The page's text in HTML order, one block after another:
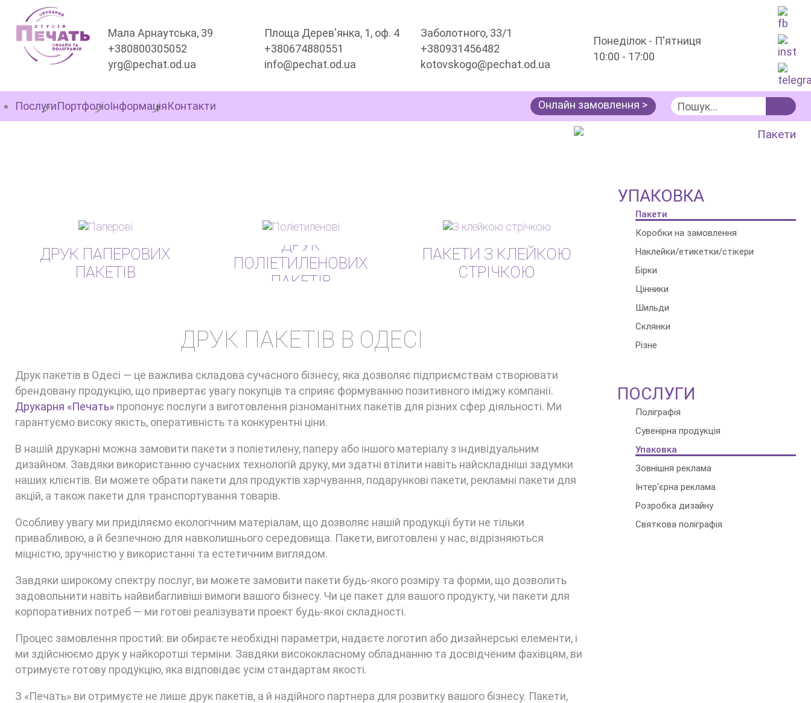
Мала Арнаутська, 39
+380800305052
yrg@pechat.od.ua
Площа Дерев'янка, 1, оф. 4
+380674880551
info@pechat.od.ua
Заболотного, 33/1
+380931456482
kotovskogo@pechat.od.ua
Понеділок - П'ятниця
10:00 - 17:00
ПослугиПортфоліоІнформаціяКонтакти Онлайн замовлення >
Пакети
ДРУК ПАПЕРОВИХ
ПАКЕТІВ
ДРУК
ПОЛІЕТИЛЕНОВИХ
ПАКЕТІВ
ПАКЕТИ З КЛЕЙКОЮ
СТРІЧКОЮ
ДРУК ПАКЕТІВ В ОДЕСІ
Друк пакетів в Одесі — це важлива складова сучасного бізнесу, яка дозволяє підприємствам створювати
брендовану продукцію, що привертає увагу покупців та сприяє формуванню позитивного іміджу компанії.
Друкарня «Печать» пропонує послуги з виготовлення різноманітних пакетів для різних сфер діяльності. Ми
гарантуємо високу якість, оперативність та конкурентні ціни.
В нашій друкарні можна замовити пакети з поліетилену, паперу або іншого матеріалу з індивідуальним
дизайном. Завдяки використанню сучасних технологій друку, ми здатні втілити навіть найскладніші задумки
наших клієнтів. Ви можете обрати пакети для продуктів харчування, подарункові пакети, рекламні пакети для
акцій, а також пакети для транспортування товарів.
Особливу увагу ми приділяємо екологічним матеріалам, що дозволяє нашій продукції бути не тільки
привабливою, а й безпечною для навколишнього середовища. Пакети, виготовлені у нас, відрізняються
міцністю, зручністю у використанні та естетичним виглядом.
Завдяки широкому спектру послуг, ви можете замовити пакети будь-якого розміру та форми, що дозволить
задовольнити навіть найвибагливіші вимоги вашого бізнесу. Чи це пакет для вашого продукту, чи пакети для
корпоративних потреб — ми готові реалізувати проект будь-якої складності.
Процес замовлення простий: ви обираєте необхідні параметри, надаєте логотип або дизайнерські елементи, і
ми здійснюємо друк у найкоротші терміни. Завдяки висококласному обладнанню та досвідченим фахівцям, ви
отримуєте готову продукцію, яка відповідає усім стандартам якості.
З «Печать» ви отримуєте не лише друк пакетів, а й надійного партнера для розвитку вашого бізнесу. Пакети,
УПАКОВКА
Пакети
Коробки на замовлення
Наклейки/етикетки/стікери
Бірки
Цінники
Шильди
Склянки
Різне
ПОСЛУГИ
Поліграфія
Сувенірна продукція
Упаковка
Зовнішня реклама
Інтер'єрна реклама
Розробка дизайну
Святкова поліграфія